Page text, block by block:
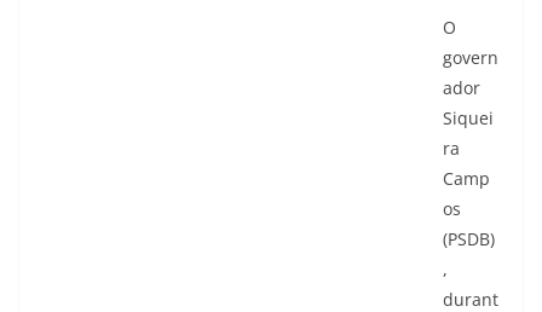
O
govern
ador
Siquei
ra
Camp
os
(PSDB)
,
durant